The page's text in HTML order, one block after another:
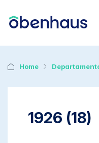
Home
1926 (18)